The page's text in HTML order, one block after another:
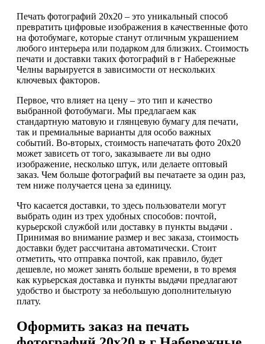
Печать фотографий 20х20 – это уникальный способ
превратить цифровые изображения в качественные фото
на фотобумаге, которые станут отличным украшением
любого интерьера или подарком для близких. Стоимость
печати и доставки таких фотографий в г Набережные
Челны варьируется в зависимости от нескольких
ключевых факторов.
Первое, что влияет на цену – это тип и качество
выбранной фотобумаги. Мы предлагаем как
стандартную матовую и глянцевую бумагу для печати,
так и премиальные варианты для особо важных
событий. Во-вторых, стоимость напечатать фото 20х20
может зависеть от того, заказываете ли вы одно
изображение, несколько штук, или делаете оптовый
заказ. Чем больше фотографий вы печатаете за один раз,
тем ниже получается цена за единицу.
Что касается доставки, то здесь пользователи могут
выбрать один из трех удобных способов: почтой,
курьерской службой или доставку в пункты выдачи .
Принимая во внимание размер и вес заказа, стоимость
доставки будет рассчитана автоматически. Стоит
отметить, что отправка почтой, как правило, будет
дешевле, но может занять больше времени, в то время
как курьерская доставка и пункты выдачи предлагают
удобство и быстроту за небольшую дополнительную
плату.
Оформить заказ на печать